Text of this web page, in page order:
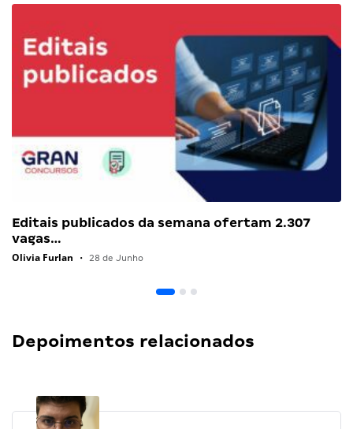
Editais publicados da semana ofertam 2.307
vagas…
Olivia Furlan • 28 de Junho
Depoimentos relacionados